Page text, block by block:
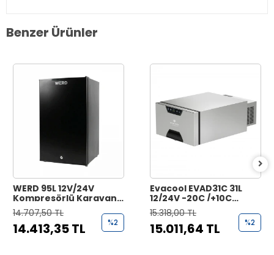
Benzer Ürünler
WERD 95L 12V/24V
Kompresörlü Karavan
Buzdolabı - 95 Litre
14.707,50 TL
14.413,35 TL %2
Evacool EVAD31C 31L
12/24V -20C /+10C
Çekmece Tipi
Kompresörlü Buzdolabı
15.318,00 TL
15.011,64 TL %2